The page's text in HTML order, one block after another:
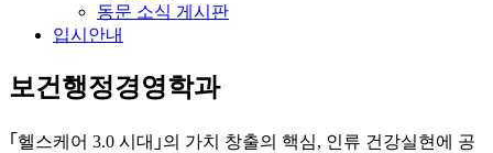
동문 소식 게시판
입시안내
보건행정경영학과
｢헬스케어 3.0 시대｣의 가치 창출의 핵심, 인류 건강실현에 공